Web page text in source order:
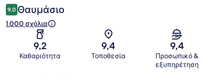
9,0 Θαυμάσιο
1.000 σχόλια
9,2
Καθαριότητα
9,4
Τοποθεσία
9,4
Προσωπικό &
εξυπηρέτηση